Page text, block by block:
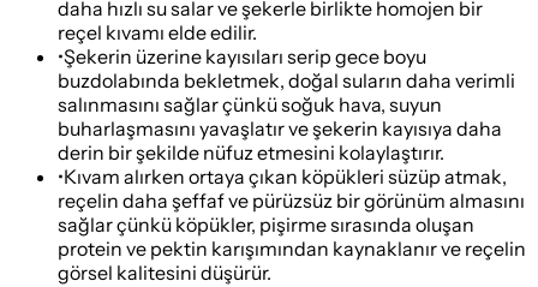
daha hızlı su salar ve şekerle birlikte homojen bir
reçel kıvamı elde edilir.
•Şekerin üzerine kayısıları serip gece boyu
buzdolabında bekletmek, doğal suların daha verimli
salınmasını sağlar çünkü soğuk hava, suyun
buharlaşmasını yavaşlatır ve şekerin kayısıya daha
derin bir şekilde nüfuz etmesini kolaylaştırır.
•Kıvam alırken ortaya çıkan köpükleri süzüp atmak,
reçelin daha şeffaf ve pürüzsüz bir görünüm almasını
sağlar çünkü köpükler, pişirme sırasında oluşan
protein ve pektin karışımından kaynaklanır ve reçelin
görsel kalitesini düşürür.